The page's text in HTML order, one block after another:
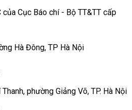
Cục Báo chí - Bộ TT&TT cấp
Hà Đông, TP Hà Nội
phường Giảng Võ, TP. Hà Nội